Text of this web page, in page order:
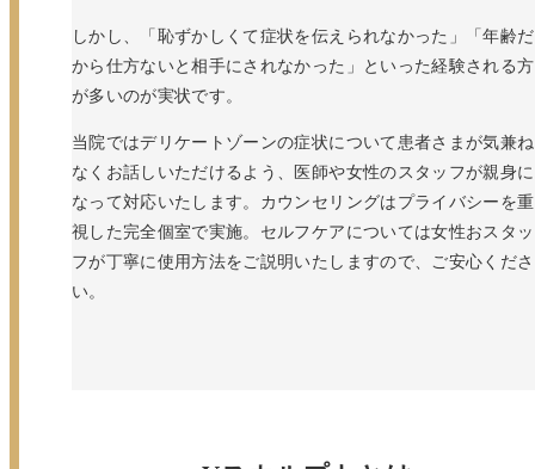
しかし、「恥ずかしくて症状を伝えられなかった」「年齢だ
から仕方ないと相手にされなかった」といった経験される方
が多いのが実状です。
当院ではデリケートゾーンの症状について患者さまが気兼ね
なくお話しいただけるよう、医師や女性のスタッフが親身に
なって対応いたします。カウンセリングはプライバシーを重
視した完全個室で実施。セルフケアについては女性おスタッ
フが丁寧に使用方法をご説明いたしますので、ご安心くださ
い。